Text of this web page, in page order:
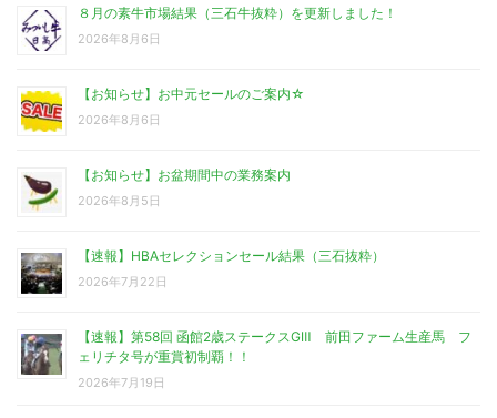
８月の素牛市場結果（三石牛抜粋）を更新しました！
2026年8月6日
【お知らせ】お中元セールのご案内☆
2026年8月6日
【お知らせ】お盆期間中の業務案内
2026年8月5日
【速報】HBAセレクションセール結果（三石抜粋）
2026年7月22日
【速報】第58回 函館2歳ステークスGⅢ 前田ファーム生産馬 フ
ェリチタ号が重賞初制覇！！
2026年7月19日